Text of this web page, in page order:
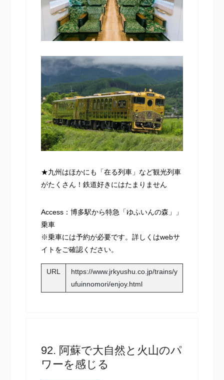
★九州はほかにも「在る列車」など観光列車
がたくさん！鉄道好きにはたまりません
Access：博多駅から特急「ゆふいんの森」」
乗車
※乗車には予約が必要です。詳しくはwebサ
イトをご確認ください。
URL
https://www.jrkyushu.co.jp/trains/y
ufuinnomori/enjoy.html
92. 阿蘇で大自然と火山のパ
ワーを感じる